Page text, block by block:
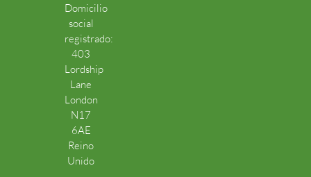
Domicilio
social
registrado:
403
Lordship
Lane
London
N17
6AE
Reino
Unido